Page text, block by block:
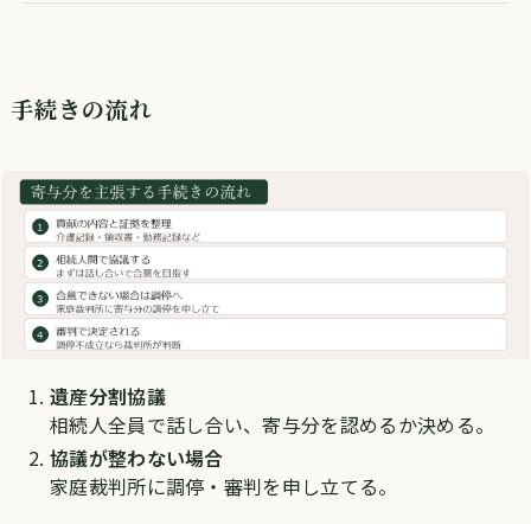
手続きの流れ
遺産分割協議
相続人全員で話し合い、寄与分を認めるか決める。
協議が整わない場合
家庭裁判所に調停・審判を申し立てる。